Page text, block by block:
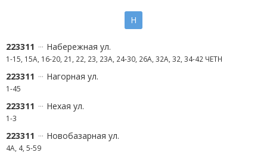
Н
223311 Набережная ул.
1-15, 15А, 16-20, 21, 22, 23, 23А, 24-30, 26А, 32А, 32, 34-42 ЧЕТН
223311 Нагорная ул.
1-45
223311 Нехая ул.
1-3
223311 Новобазарная ул.
4А, 4, 5-59